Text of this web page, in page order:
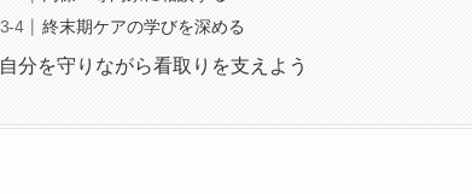
終末期ケアの学びを深める
自分を守りながら看取りを支えよう